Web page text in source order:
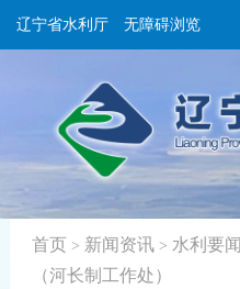
辽宁省水利厅 无障碍浏览
首页 > 新闻资讯> 水利要闻
（河长制工作处）